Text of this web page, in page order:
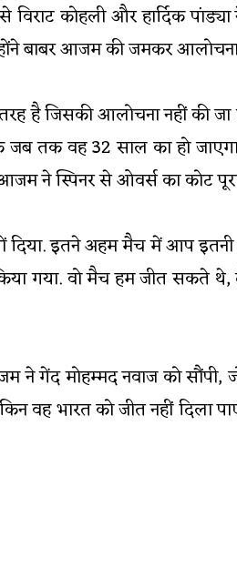
कोहली और हार्दिक
बाबर आजम की जमकर
है जिसकी आलोचना नहीं की
जब तक वह 32 साल का हो
ने स्पिनर से ओवर्स का कोट पूरा
दिया. इतने अहम मैच में आप
गया. वो मैच हम जीत
ने गेंद मोहम्मद नवाज को
भारत को जीत नहीं दिला